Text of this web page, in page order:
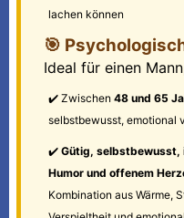
lachen können
🎯
Ideal für einen
✔️ Zwischen 48 und 65
selbstbewusst, emotional
✔️ Gütig,
Humor und offenem
Kombination aus Wärme,